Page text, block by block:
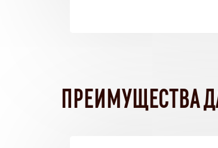
ПРЕИМУЩЕСТВА